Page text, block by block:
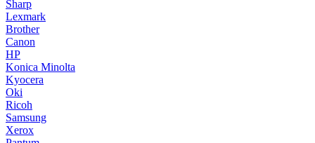
Sharp
Lexmark
Brother
Canon
HP
Konica Minolta
Kyocera
Oki
Ricoh
Samsung
Xerox